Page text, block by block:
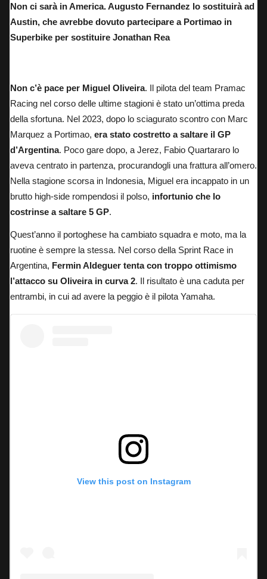
Non ci sarà in America. Augusto Fernandez lo sostituirà ad
Austin, che avrebbe dovuto partecipare a Portimao in
Superbike per sostituire Jonathan Rea
Non c’è pace per Miguel Oliveira. Il pilota del team Pramac
Racing nel corso delle ultime stagioni è stato un’ottima preda
della sfortuna. Nel 2023, dopo lo sciagurato scontro con Marc
Marquez a Portimao, era stato costretto a saltare il GP
d’Argentina. Poco gare dopo, a Jerez, Fabio Quartararo lo
aveva centrato in partenza, procurandogli una frattura all’omero.
Nella stagione scorsa in Indonesia, Miguel era incappato in un
brutto high-side rompendosi il polso, infortunio che lo
costrinse a saltare 5 GP.
Quest’anno il portoghese ha cambiato squadra e moto, ma la
ruotine è sempre la stessa. Nel corso della Sprint Race in
Argentina, Fermin Aldeguer tenta con troppo ottimismo
l’attacco su Oliveira in curva 2. Il risultato è una caduta per
entrambi, in cui ad avere la peggio è il pilota Yamaha.
View this post on Instagram